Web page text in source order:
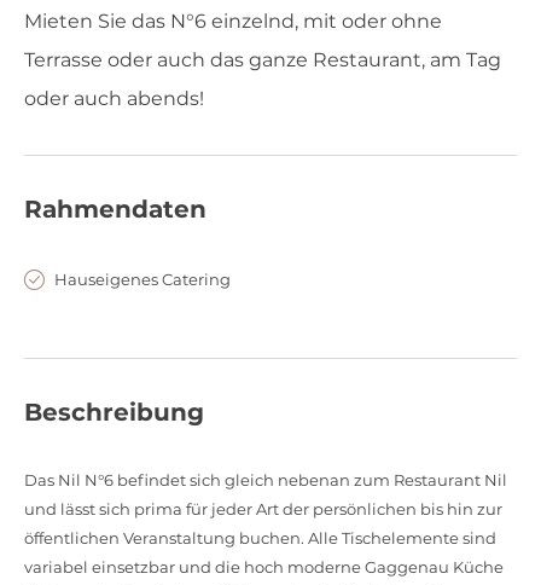
Mieten Sie das N°6 einzelnd, mit oder ohne
Terrasse oder auch das ganze Restaurant, am Tag
oder auch abends!
Rahmendaten
Hauseigenes Catering
Beschreibung
Das Nil N°6 befindet sich gleich nebenan zum Restaurant Nil
und lässt sich prima für jeder Art der persönlichen bis hin zur
öffentlichen Veranstaltung buchen. Alle Tischelemente sind
variabel einsetzbar und die hoch moderne Gaggenau Küche